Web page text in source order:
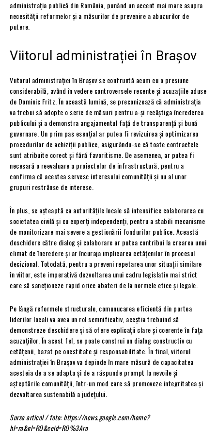
administrația publică din România, punând un accent mai mare asupra
necesității reformelor și a măsurilor de prevenire a abuzurilor de
putere.
Viitorul administrației în Brașov
Viitorul administrației în Brașov se confruntă acum cu o presiune
considerabilă, având în vedere controversele recente și acuzațiile aduse
de Dominic Fritz. În această lumină, se preconizează că administrația
va trebui să adopte o serie de măsuri pentru a-și recâștiga încrederea
publicului și a demonstra angajamentul față de transparență și bună
guvernare. Un prim pas esențial ar putea fi revizuirea și optimizarea
procedurilor de achiziții publice, asigurându-se că toate contractele
sunt atribuite corect și fără favoritisme. De asemenea, ar putea fi
necesară o reevaluare a proiectelor de infrastructură, pentru a
confirma că acestea servesc interesului comunității și nu al unor
grupuri restrânse de interese.
În plus, se așteaptă ca autoritățile locale să intensifice colaborarea cu
societatea civilă și cu experți independenți, pentru a stabili mecanisme
de monitorizare mai severe a gestionării fondurilor publice. Această
deschidere către dialog și colaborare ar putea contribui la crearea unui
climat de încredere și ar încuraja implicarea cetățenilor în procesul
decizional. Totodată, pentru a preveni repetarea unor situații similare
în viitor, este imperativă dezvoltarea unui cadru legislativ mai strict
care să sancționeze rapid orice abateri de la normele etice și legale.
Pe lângă reformele structurale, comunucarea eficientă din partea
liderilor locali va avea un rol semnificativ, aceștia trebuind să
demonstreze deschidere și să ofere explicații clare și coerente în fața
acuzațiilor. În acest fel, se poate construi un dialog constructiv cu
cetățenii, bazat pe onestitate și responsabilitate. În final, viitorul
administrației în Brașov va depinde în mare măsură de capacitatea
acesteia de a se adapta și de a răspunde prompt la nevoile și
așteptările comunității, într-un mod care să promoveze integritatea și
dezvoltarea sustenabilă a județului.
Sursa articol / foto: https://news.google.com/home?
hl=ro&gl=RO&ceid=RO%3Aro